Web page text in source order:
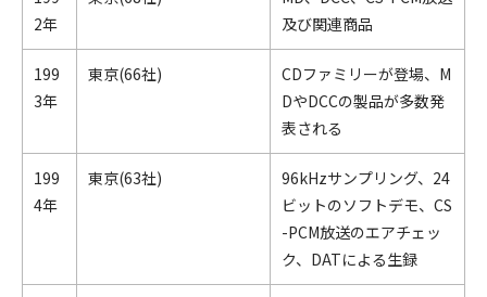
2年
及び関連商品
199
3年
東京(66社)
CDファミリーが登場、M
DやDCCの製品が多数発
表される
199
4年
東京(63社)
96kHzサンプリング、24
ビットのソフトデモ、CS
-PCM放送のエアチェッ
ク、DATによる生録